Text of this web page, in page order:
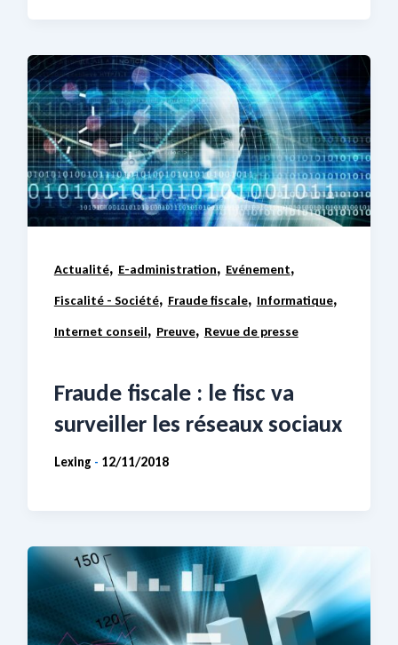
Actualité, E-administration, Evénement,
Fiscalité - Société, Fraude fiscale, Informatique,
Internet conseil, Preuve, Revue de presse
Fraude fiscale : le fisc va
surveiller les réseaux sociaux
Lexing - 12/11/2018